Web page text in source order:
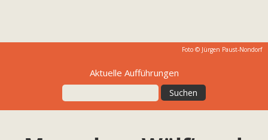
Foto © Jürgen Paust-Nondorf
Aktuelle Aufführungen